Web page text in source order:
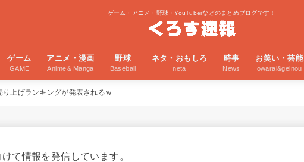
ゲーム・アニメ・野球・YouTuberなどのまとめブログです！
ゲーム
GAME
アニメ・漫画
Anime＆Manga
野球
Baseball
ネタ・おもしろ
neta
時事
News
お笑い・芸能
owarai&geinou
上げランキングが発表されるｗ
て情報を発信しています。